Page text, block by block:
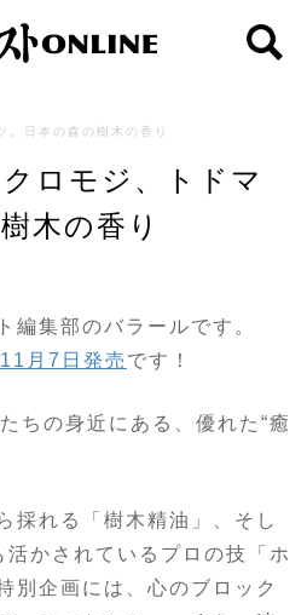
。日本の森の樹木の香り
ロモジ、トドマ
木の香り
編集部のバラールです。
月7日発売 です！
ちの身近にある、優れた“癒
採れる「樹木精油」、そし
かされているプロの技「ホ
別企画には、心のブロック